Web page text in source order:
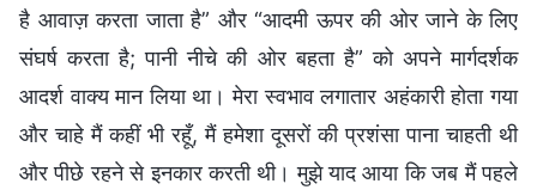
है आवाज़ करता जाता है” और “आदमी ऊपर की ओर जाने के लिए
संघर्ष करता है; पानी नीचे की ओर बहता है” को अपने मार्गदर्शक
आदर्श वाक्य मान लिया था। मेरा स्वभाव लगातार अहंकारी होता गया
और चाहे मैं कहीं भी रहूँ, मैं हमेशा दूसरों की प्रशंसा पाना चाहती थी
और पीछे रहने से इनकार करती थी। मुझे याद आया कि जब मैं पहले